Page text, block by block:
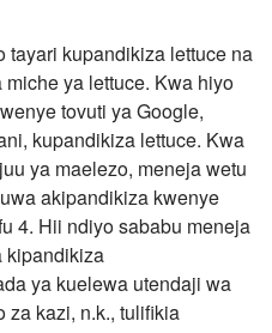
tayari kupandikiza lettuce na
ya lettuce. Kwa hiyo
tovuti ya Google,
kupandikiza lettuce. Kwa
ya maelezo, meneja wetu
akipandikiza kwenye
4. Hii ndiyo sababu meneja
kipandikiza
ya kuelewa utendaji wa
za kazi, n.k., tulifikia